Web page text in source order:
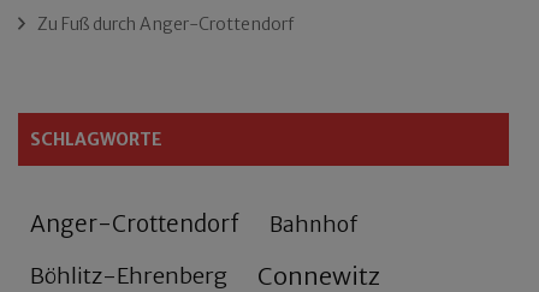
Zu Fuß durch Anger-Crottendorf
SCHLAGWORTE
Anger-Crottendorf Bahnhof
Böhlitz-Ehrenberg Connewitz